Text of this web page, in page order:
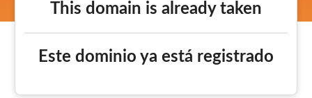
This domain is already taken
Este dominio ya está registrado